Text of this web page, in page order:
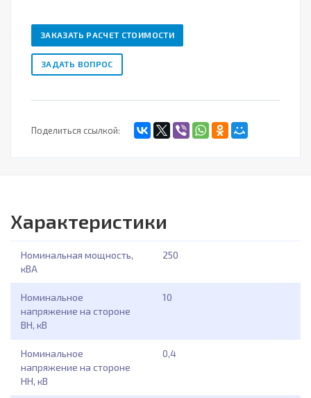
ЗАКАЗАТЬ РАСЧЕТ СТОИМОСТИ
ЗАДАТЬ ВОПРОС
Поделиться ссылкой:
Характеристики
Номинальная мощность,
кВА
250
Номинальное
напряжение на стороне
ВН, кВ
10
Номинальное
напряжение на стороне
НН, кВ
0,4